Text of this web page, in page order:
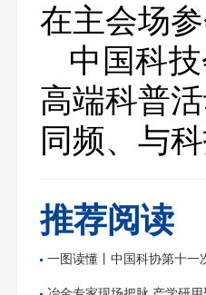
在主会场
中国科
高端科普
同频、与
推荐阅读
一图读懂丨中国科协第十一次全国